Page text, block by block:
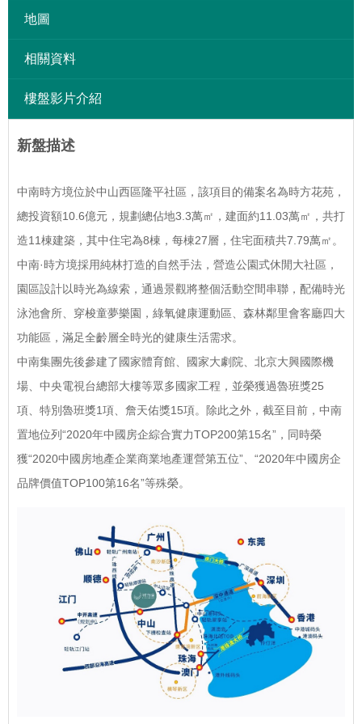
地圖
相關資料
樓盤影片介紹
新盤描述
中南時方境位於中山西區隆平社區，該項目的備案名為時方花苑，
總投資額10.6億元，規劃總佔地3.3萬㎡，建面約11.03萬㎡，共打
造11棟建築，其中住宅為8棟，每棟27層，住宅面積共7.79萬㎡。
中南·時方境採用純林打造的自然手法，營造公園式休閒大社區，
園區設計以時光為線索，通過景觀將整個活動空間串聯，配備時光
泳池會所、穿梭童夢樂園，綠氧健康運動區、森林鄰里會客廳四大
功能區，滿足全齡層全時光的健康生活需求。
中南集團先後參建了國家體育館、國家大劇院、北京大興國際機
場、中央電視台總部大樓等眾多國家工程，並榮獲過魯班獎25
項、特別魯班獎1項、詹天佑獎15項。除此之外，截至目前，中南
置地位列“2020年中國房企綜合實力TOP200第15名”，同時榮
獲“2020中國房地產企業商業地產運營第五位”、“2020年中國房企
品牌價值TOP100第16名”等殊榮。